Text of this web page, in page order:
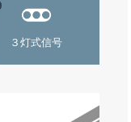
３灯式信号